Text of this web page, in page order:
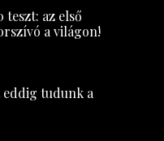
teszt: az első
a világon!
eddig tudunk a